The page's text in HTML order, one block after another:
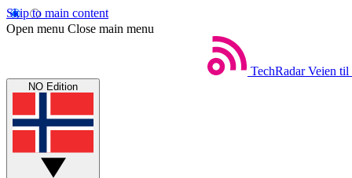
Skip to main content
Open menu Close main menu
TechRadar Veien til
NO Edition